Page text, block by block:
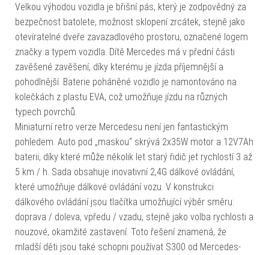
Velkou výhodou vozidla je břišní pás, který je zodpovědný za
bezpečnost batolete, možnost sklopení zrcátek, stejně jako
otevíratelné dveře zavazadlového prostoru, označené logem
značky a typem vozidla. Dítě Mercedes má v přední části
zavěšené zavěšení, díky kterému je jízda příjemnější a
pohodlnější. Baterie poháněné vozidlo je namontováno na
kolečkách z plastu EVA, což umožňuje jízdu na různých
typech povrchů.
Miniaturní retro verze Mercedesu není jen fantastickým
pohledem. Auto pod „maskou“ skrývá 2x35W motor a 12V7Ah
baterii, díky které může několik let starý řidič jet rychlostí 3 až
5 km / h. Sada obsahuje inovativní 2,4G dálkové ovládání,
které umožňuje dálkové ovládání vozu. V konstrukci
dálkového ovládání jsou tlačítka umožňující výběr směru:
doprava / doleva, vpředu / vzadu, stejně jako volba rychlosti a
nouzové, okamžité zastavení. Toto řešení znamená, že
mladší děti jsou také schopni používat S300 od Mercedes-